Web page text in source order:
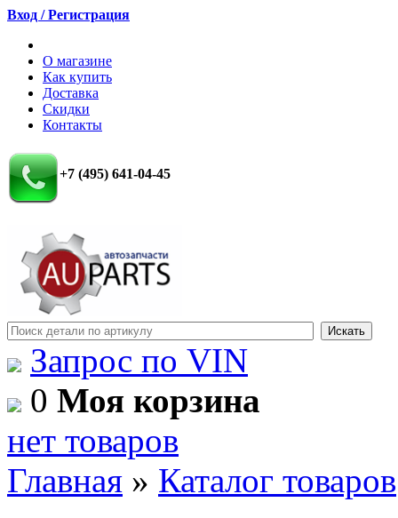
Вход / Регистрация
О магазине
Как купить
Доставка
Скидки
Контакты
+7 (495) 641-04-45
Запрос по VIN
0 Моя корзина
нет товаров
Главная » Каталог товаров